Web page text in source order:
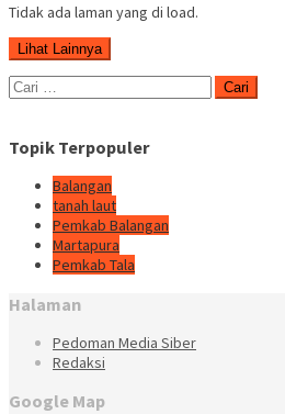
Tidak ada laman yang di load.
Lihat Lainnya
Cari
untuk:
Topik Terpopuler
Balangan
tanah laut
Pemkab Balangan
Martapura
Pemkab Tala
Halaman
Pedoman Media Siber
Redaksi
Google Map